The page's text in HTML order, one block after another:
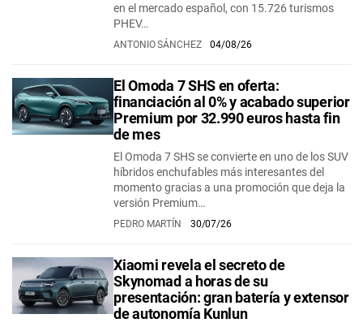
en el mercado español, con 15.726 turismos
PHEV…
ANTONIO SÁNCHEZ 04/08/26
El Omoda 7 SHS en oferta:
financiación al 0% y acabado superior
Premium por 32.990 euros hasta fin
de mes
El Omoda 7 SHS se convierte en uno de los SUV
híbridos enchufables más interesantes del
momento gracias a una promoción que deja la
versión Premium…
PEDRO MARTÍN 30/07/26
Xiaomi revela el secreto de
Skynomad a horas de su
presentación: gran batería y extensor
de autonomía Kunlun